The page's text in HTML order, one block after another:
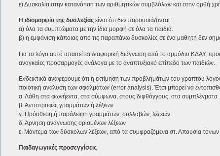
ε) Δυσκολία στην κατανόηση των αριθμητικών συμβλόλων και στην ορθή
Η ιδιομορφία της δυσλεξίας είναι ότι δεν παρουσιάζονται:
α) όλα τα συμπτώματα με την ίδια μορφή σε όλα τα παιδιά.
β) η εμφάνιση κάποιας από τις παραπάνω δυσκολίες σε ένα μαθητή δεν
Για το λόγο αυτό απαιτείται διαφορική διάγνωση από το αρμόδιο ΚΔΑΥ,
αναγκαίες προσαρμογές ανάλογα με το αναπτυξιακό επίπεδο των παιδιών.
Ενδεικτικά αναφέρουμε ότι η εκτίμηση των προβλημάτων του γραπτού
ποιοτική ανάλυση των σφαλμάτων (error analysis). Έτσι μπορεί να
α. Λάθη στα φωνήεντα, στα σύμφωνα, στους διφθόγγους, στα συμπλέγματα
β. Αντιστροφές γραμμάτων ή λέξεων
γ. Πρόσθεση ή παράλειψη γραμμάτων, συλλαβών, λέξεων
δ. Άρνηση ανάγνωσης ορισμένων λέξεων
ε. Μάντεμα των δύσκολων λέξεων, από τα συμφραζόμενα στ. Απουσία τόνων
Παιδαγωγικές προσεγγίσεις